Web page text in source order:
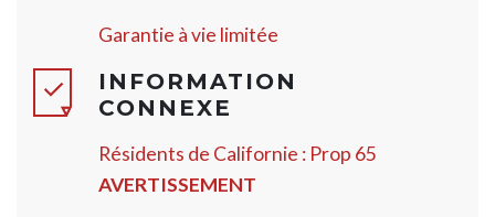
Garantie à vie limitée
INFORMATION
CONNEXE
Résidents de Californie : Prop 65
AVERTISSEMENT